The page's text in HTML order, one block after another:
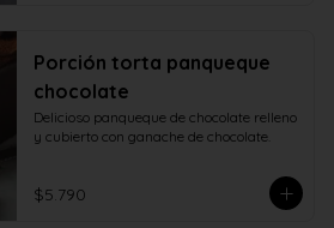
Porción torta panqueque
chocolate
Delicioso panqueque de chocolate relleno
y cubierto con ganache de chocolate.
$5.790